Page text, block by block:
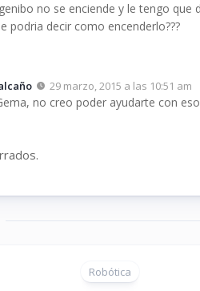
no se enciende y le tengo
podria decir como encenderlo???
29 marzo, 2015 a las 10:51 am
no creo poder ayudarte con
Robótica